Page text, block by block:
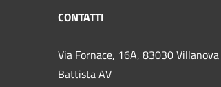
CONTATTI
Via Fornace, 16A, 83030
Battista AV